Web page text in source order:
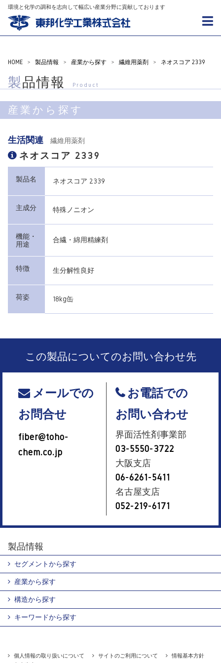
環境と化学の調和を志向して幅広い産業分野に貢献しております
HOME > 製品情報 > 産業から探す > 繊維用薬剤 > ネオスコア 2339
製品情報 Product
産業から探す
生活関連 繊維用薬剤
ネオスコア 2339
製品名 ネオスコア 2339
主成分 特殊ノニオン
機能・
用途
合繊・綿用精練剤
特徴 生分解性良好
荷姿 18kg缶
この製品についてのお問い合わせ先
メールでの
お問合せ
fiber@toho-
chem.co.jp
お電話での
お問い合わせ
界面活性剤事業部
03-5550-3722
大阪支店
06-6261-5411
名古屋支店
052-219-6171
製品情報
セグメントから探す
産業から探す
構造から探す
キーワードから探す
個人情報の取り扱いについて サイトのご利用について
情報基本方針